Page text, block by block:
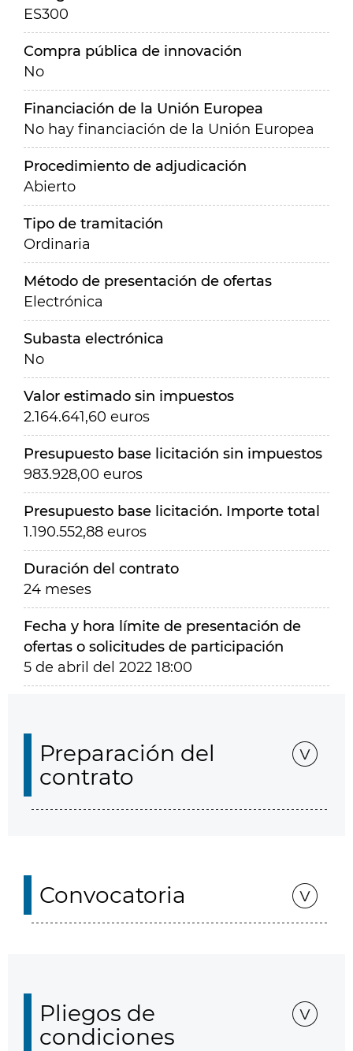
ES300
Compra pública de innovación
No
Financiación de la Unión Europea
No hay financiación de la Unión Europea
Procedimiento de adjudicación
Abierto
Tipo de tramitación
Ordinaria
Método de presentación de ofertas
Electrónica
Subasta electrónica
No
Valor estimado sin impuestos
2.164.641,60 euros
Presupuesto base licitación sin impuestos
983.928,00 euros
Presupuesto base licitación. Importe total
1.190.552,88 euros
Duración del contrato
24 meses
Fecha y hora límite de presentación de
ofertas o solicitudes de participación
5 de abril del 2022 18:00
Preparación del
contrato
Convocatoria
Pliegos de
condiciones